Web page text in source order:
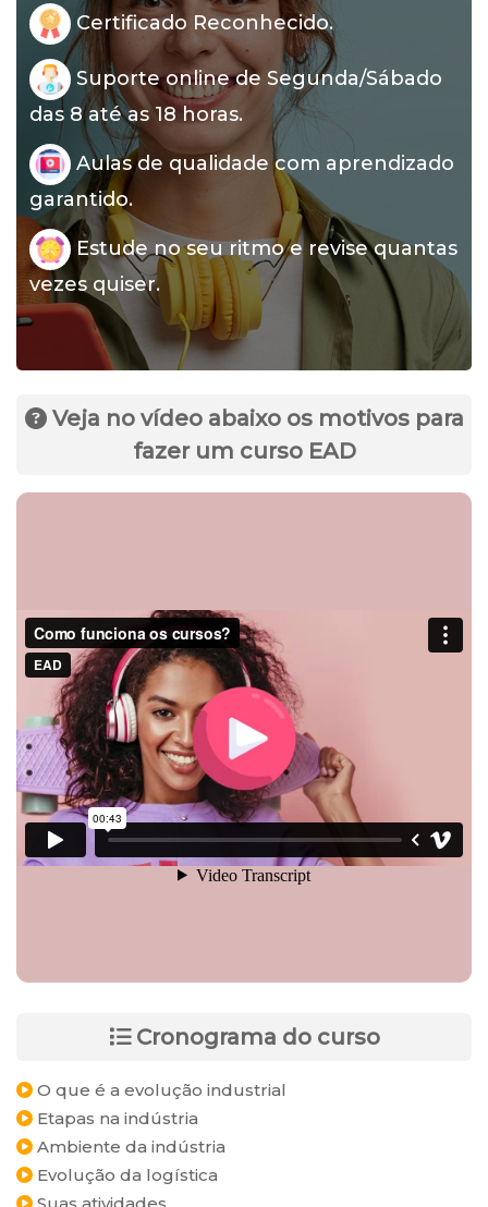
Certificado Reconhecido.
Suporte online de Segunda/Sábado
das 8 até as 18 horas.
Aulas de qualidade com aprendizado
garantido.
Estude no seu ritmo e revise quantas
vezes quiser.
Veja no vídeo abaixo os motivos para
fazer um curso EAD
Cronograma do curso
O que é a evolução industrial
Etapas na indústria
Ambiente da indústria
Evolução da logística